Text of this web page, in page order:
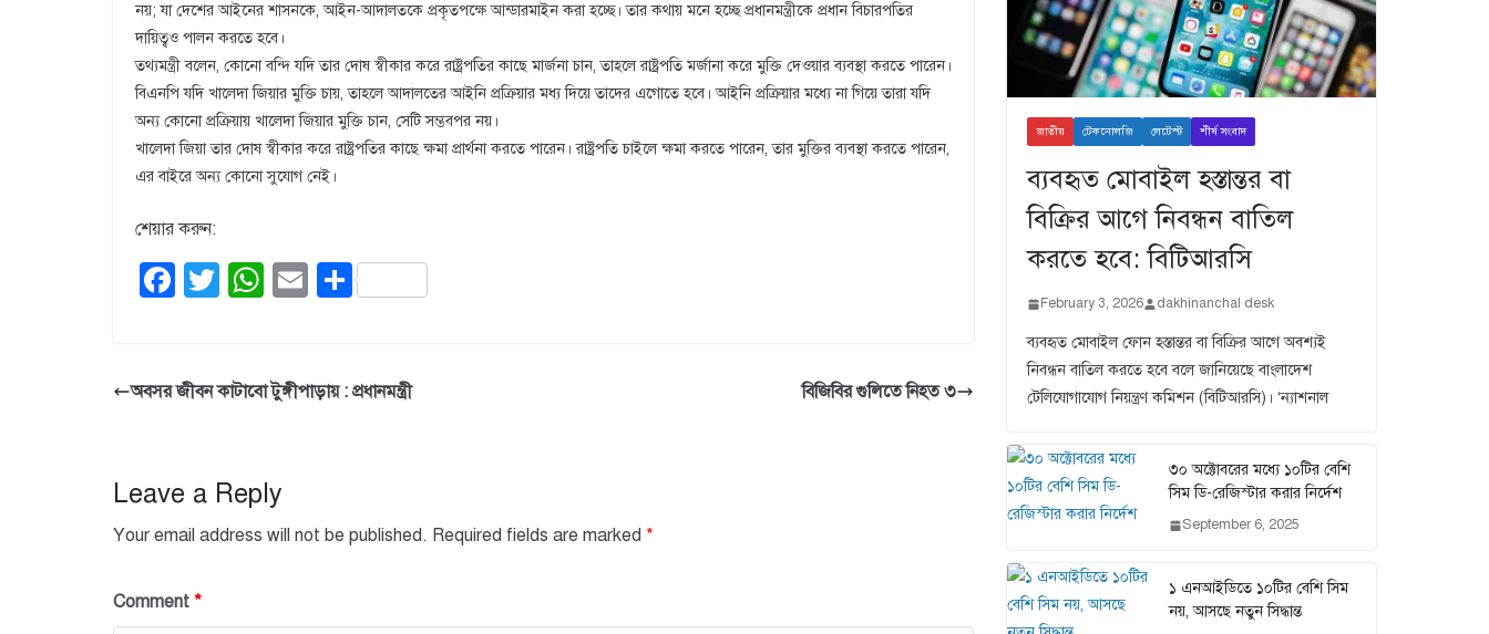
নয়; যা দেশের আইনের শাসনকে, আইন-আদালতকে প্রকৃতপক্ষে আন্ডারমাইন করা হচ্ছে। তার কথায় মনে হচ্ছে প্রধানমন্ত্রীকে প্রধান বিচারপতির
দায়িত্বও পালন করতে হবে।
তথ্যমন্ত্রী বলেন, কোনো বন্দি যদি তার দোষ স্বীকার করে রাষ্ট্রপতির কাছে মার্জনা চান, তাহলে রাষ্ট্রপতি মর্জানা করে মুক্তি দেওয়ার ব্যবস্থা করতে পারেন।
বিএনপি যদি খালেদা জিয়ার মুক্তি চায়, তাহলে আদালতের আইনি প্রক্রিয়ার মধ্য দিয়ে তাদের এগোতে হবে। আইনি প্রক্রিয়ার মধ্যে না গিয়ে তারা যদি
অন্য কোনো প্রক্রিয়ায় খালেদা জিয়ার মুক্তি চান, সেটি সম্ভবপর নয়।
খালেদা জিয়া তার দোষ স্বীকার করে রাষ্ট্রপতির কাছে ক্ষমা প্রার্থনা করতে পারেন। রাষ্ট্রপতি চাইলে ক্ষমা করতে পারেন, তার মুক্তির ব্যবস্থা করতে পারেন,
এর বাইরে অন্য কোনো সুযোগ নেই।
শেয়ার করুন:
F
e
o
k
T
er
W
s
p
E S
e
অবসর জীবন কাটাবো টুঙ্গীপাড়ায় : প্রধানমন্ত্রী বিজিবির গুলিতে নিহত ৩
Leave a Reply
Your email address will not be published. Required fields are marked *
Comment *
জাতীয় টেকনোলজি লেটেস্ট শীর্ষ সংবাদ
ব্যবহৃত মোবাইল হস্তান্তর বা
বিক্রির আগে নিবন্ধন বাতিল
করতে হবে: বিটিআরসি
February 3, 2026 dakhinanchal desk
ব্যবহৃত মোবাইল ফোন হস্তান্তর বা বিক্রির আগে অবশ্যই
নিবন্ধন বাতিল করতে হবে বলে জানিয়েছে বাংলাদেশ
টেলিযোগাযোগ নিয়ন্ত্রণ কমিশন (বিটিআরসি)। ‘ন্যাশনাল
৩০ অক্টোবরের মধ্যে ১০টির বেশি
সিম ডি-রেজিস্টার করার নির্দেশ
September 6, 2025
১ এনআইডিতে ১০টির বেশি সিম
নয়, আসছে নতুন সিদ্ধান্ত